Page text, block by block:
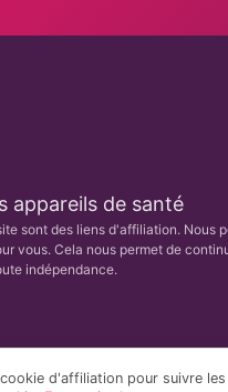
appareils de santé
sont des liens d'affiliation. Nous
vous. Cela nous permet de
indépendance.
d'affiliation pour suivre